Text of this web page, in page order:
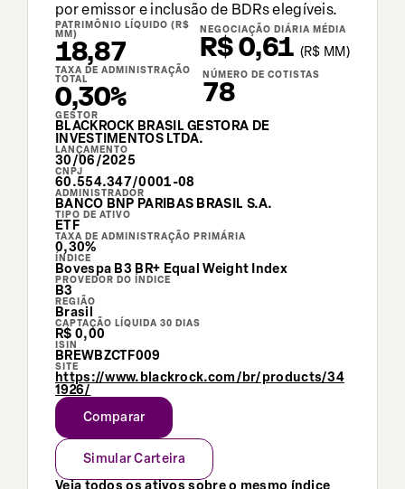
por emissor e inclusão de BDRs elegíveis.
PATRIMÔNIO LÍQUIDO (R$
MM)
18,87
NEGOCIAÇÃO DIÁRIA MÉDIA
R$ 0,61 (R$ MM)
TAXA DE ADMINISTRAÇÃO
TOTAL
0,30%
NÚMERO DE COTISTAS
78
GESTOR
BLACKROCK BRASIL GESTORA DE
INVESTIMENTOS LTDA.
LANÇAMENTO
30/06/2025
CNPJ
60.554.347/0001-08
ADMINISTRADOR
BANCO BNP PARIBAS BRASIL S.A.
TIPO DE ATIVO
ETF
TAXA DE ADMINISTRAÇÃO PRIMÁRIA
0,30%
ÍNDICE
Bovespa B3 BR+ Equal Weight Index
PROVEDOR DO ÍNDICE
B3
REGIÃO
Brasil
CAPTAÇÃO LÍQUIDA 30 DIAS
R$ 0,00
ISIN
BREWBZCTF009
SITE
https://www.blackrock.com/br/products/34
1926/
Comparar
Simular Carteira
Veja todos os ativos sobre o mesmo índice